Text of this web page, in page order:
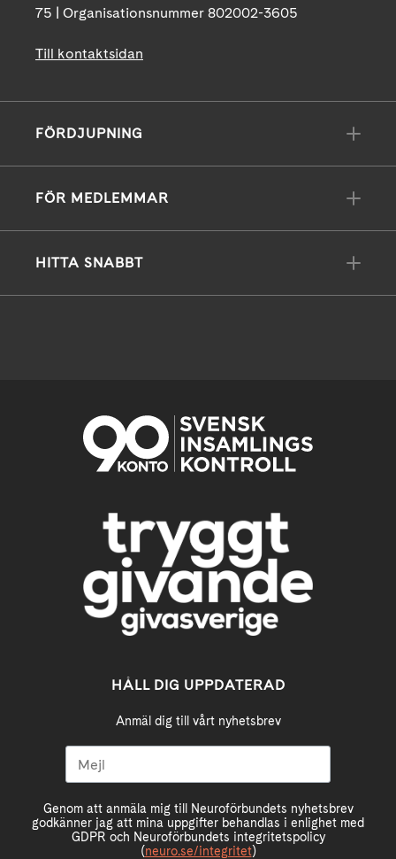
75 | Organisationsnummer 802002-3605
Till kontaktsidan
FÖRDJUPNING
FÖR MEDLEMMAR
HITTA SNABBT
HÅLL DIG UPPDATERAD
Anmäl dig till vårt nyhetsbrev
Genom att anmäla mig till Neuroförbundets nyhetsbrev
godkänner jag att mina uppgifter behandlas i enlighet med
GDPR och Neuroförbundets integritetspolicy
(neuro.se/integritet)